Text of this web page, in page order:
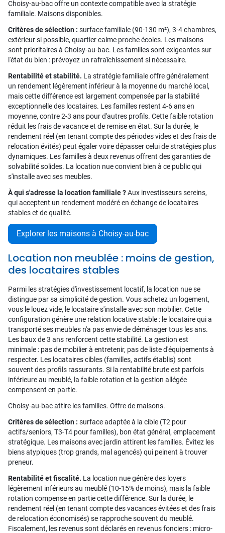
Choisy-au-bac offre un contexte compatible avec la stratégie
familiale. Maisons disponibles.
Critères de sélection : surface familiale (90-130 m²), 3-4 chambres,
extérieur si possible, quartier calme proche écoles. Les maisons
sont prioritaires à Choisy-au-bac. Les familles sont exigeantes sur
l'état du bien : prévoyez un rafraîchissement si nécessaire.
Rentabilité et stabilité. La stratégie familiale offre généralement
un rendement légèrement inférieur à la moyenne du marché local,
mais cette différence est largement compensée par la stabilité
exceptionnelle des locataires. Les familles restent 4-6 ans en
moyenne, contre 2-3 ans pour d'autres profils. Cette faible rotation
réduit les frais de vacance et de remise en état. Sur la durée, le
rendement réel (en tenant compte des périodes vides et des frais de
relocation évités) peut égaler voire dépasser celui de stratégies plus
dynamiques. Les familles à deux revenus offrent des garanties de
solvabilité solides. La location nue convient bien à ce public qui
s'installe avec ses meubles.
À qui s'adresse la location familiale ?Aux investisseurs sereins,
qui acceptent un rendement modéré en échange de locataires
stables et de qualité.
Explorer les maisons à Choisy-au-bac
Location non meublée : moins de gestion,
des locataires stables
Parmi les stratégies d'investissement locatif, la location nue se
distingue par sa simplicité de gestion. Vous achetez un logement,
vous le louez vide, le locataire s'installe avec son mobilier. Cette
configuration génère une relation locative stable : le locataire qui a
transporté ses meubles n'a pas envie de déménager tous les ans.
Les baux de 3 ans renforcent cette stabilité. La gestion est
minimale : pas de mobilier à entretenir, pas de liste d'équipements à
respecter. Les locataires cibles (familles, actifs établis) sont
souvent des profils rassurants. Si la rentabilité brute est parfois
inférieure au meublé, la faible rotation et la gestion allégée
compensent en partie.
Choisy-au-bac attire les familles. Offre de maisons.
Critères de sélection : surface adaptée à la cible (T2 pour
actifs/seniors, T3-T4 pour familles), bon état général, emplacement
stratégique. Les maisons avec jardin attirent les familles. Évitez les
biens atypiques (trop grands, mal agencés) qui peinent à trouver
preneur.
Rentabilité et fiscalité. La location nue génère des loyers
légèrement inférieurs au meublé (10-15% de moins), mais la faible
rotation compense en partie cette différence. Sur la durée, le
rendement réel (en tenant compte des vacances évitées et des frais
de relocation économisés) se rapproche souvent du meublé.
Fiscalement, les revenus sont déclarés en revenus fonciers : micro-